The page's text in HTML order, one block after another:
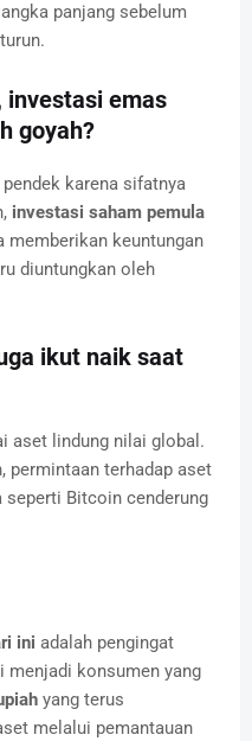
panjang sebelum
investasi emas
goyah?
karena sifatnya
investasi saham pemula
memberikan keuntungan
diuntungkan oleh
ikut naik saat
aset lindung nilai global.
permintaan terhadap aset
Bitcoin cenderung
ini adalah pengingat
menjadi konsumen yang
yang terus
melalui pemantauan